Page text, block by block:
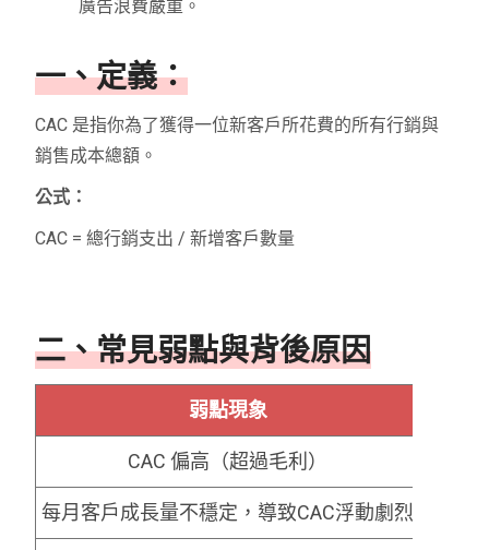
廣告浪費嚴重。
一、定義：
CAC 是指你為了獲得一位新客戶所花費的所有行銷與
銷售成本總額。
公式：
CAC = 總行銷支出 / 新增客戶數量
二、常見弱點與背後原因
弱點現象
CAC 偏高（超過毛利）
每月客戶成長量不穩定，導致CAC浮動劇烈